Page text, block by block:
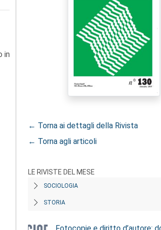
in
← Torna ai dettagli della Rivista
← Torna agli articoli
LE RIVISTE DEL MESE
SOCIOLOGIA
STORIA